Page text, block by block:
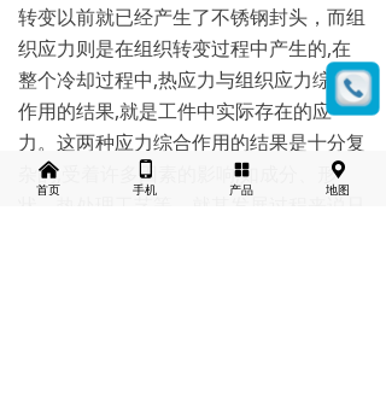
转变以前就已经产生了不锈钢封头，而组
织应力则是在组织转变过程中产生的,在
整个冷却过程中,热应力与组织应力综合
作用的结果,就是工件中实际存在的应
力。这两种应力综合作用的结果是十分复
杂的,受着许多因素的影响,如成分、形
낀
首页
넓
手机
넒
产品
끇
地图